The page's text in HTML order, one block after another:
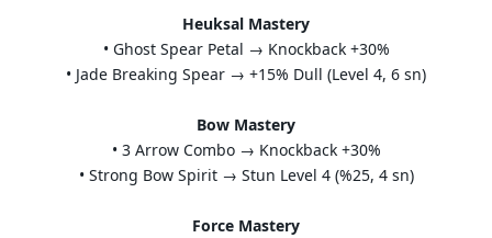
Heuksal Mastery
• Ghost Spear Petal → Knockback +30%
• Jade Breaking Spear → +15% Dull (Level 4, 6 sn)
Bow Mastery
• 3 Arrow Combo → Knockback +30%
• Strong Bow Spirit → Stun Level 4 (%25, 4 sn)
Force Mastery